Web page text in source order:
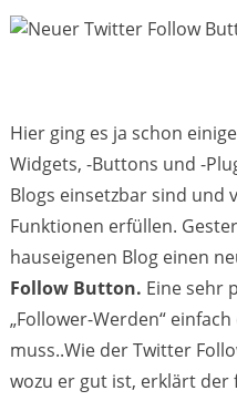
Hier ging es ja schon
Widgets, -Buttons und -
Blogs einsetzbar sind und
Funktionen erfüllen.
hauseigenen Blog einen
Follow Button. Eine sehr
„Follower-Werden“
muss..Wie der Twitter
wozu er gut ist, erklärt der